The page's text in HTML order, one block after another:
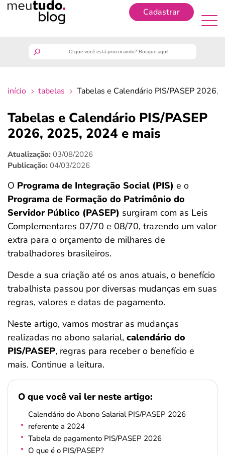
Cadastrar
finanças
benefícios
crédito fácil
últimas notícias
ferramentas
início tabelas Tabelas e Calendário PIS/PASEP
Tabelas e Calendário PIS/PASEP
2026, 2025, 2024 e mais
Atualização: 03/08/2026
Publicação: 04/03/2026
O Programa de Integração Social (PIS) e o
Programa de Formação do Patrimônio do
Servidor Público (PASEP) surgiram com as Leis
Complementares 07/70 e 08/70, trazendo um valor
extra para o orçamento de milhares de
trabalhadores brasileiros.
Desde a sua criação até os anos atuais, o benefício
trabalhista passou por diversas mudanças em suas
regras, valores e datas de pagamento.
Neste artigo, vamos mostrar as mudanças
realizadas no abono salarial, calendário do
PIS/PASEP, regras para receber o benefício e
mais. Continue a leitura.
O que você vai ler neste artigo:
Calendário do Abono Salarial PIS/PASEP 2026
referente a 2024
Tabela de pagamento PIS/PASEP 2026
O que é o PIS/PASEP?